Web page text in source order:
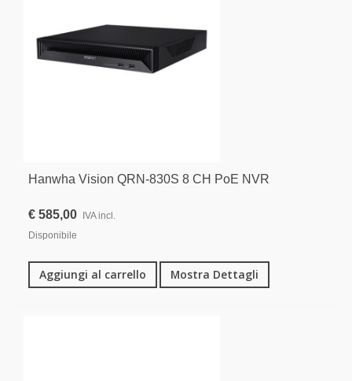
Hanwha Vision QRN-830S 8 CH PoE NVR
€ 585,00 IVA incl.
Disponibile
Aggiungi al carrello Mostra Dettagli